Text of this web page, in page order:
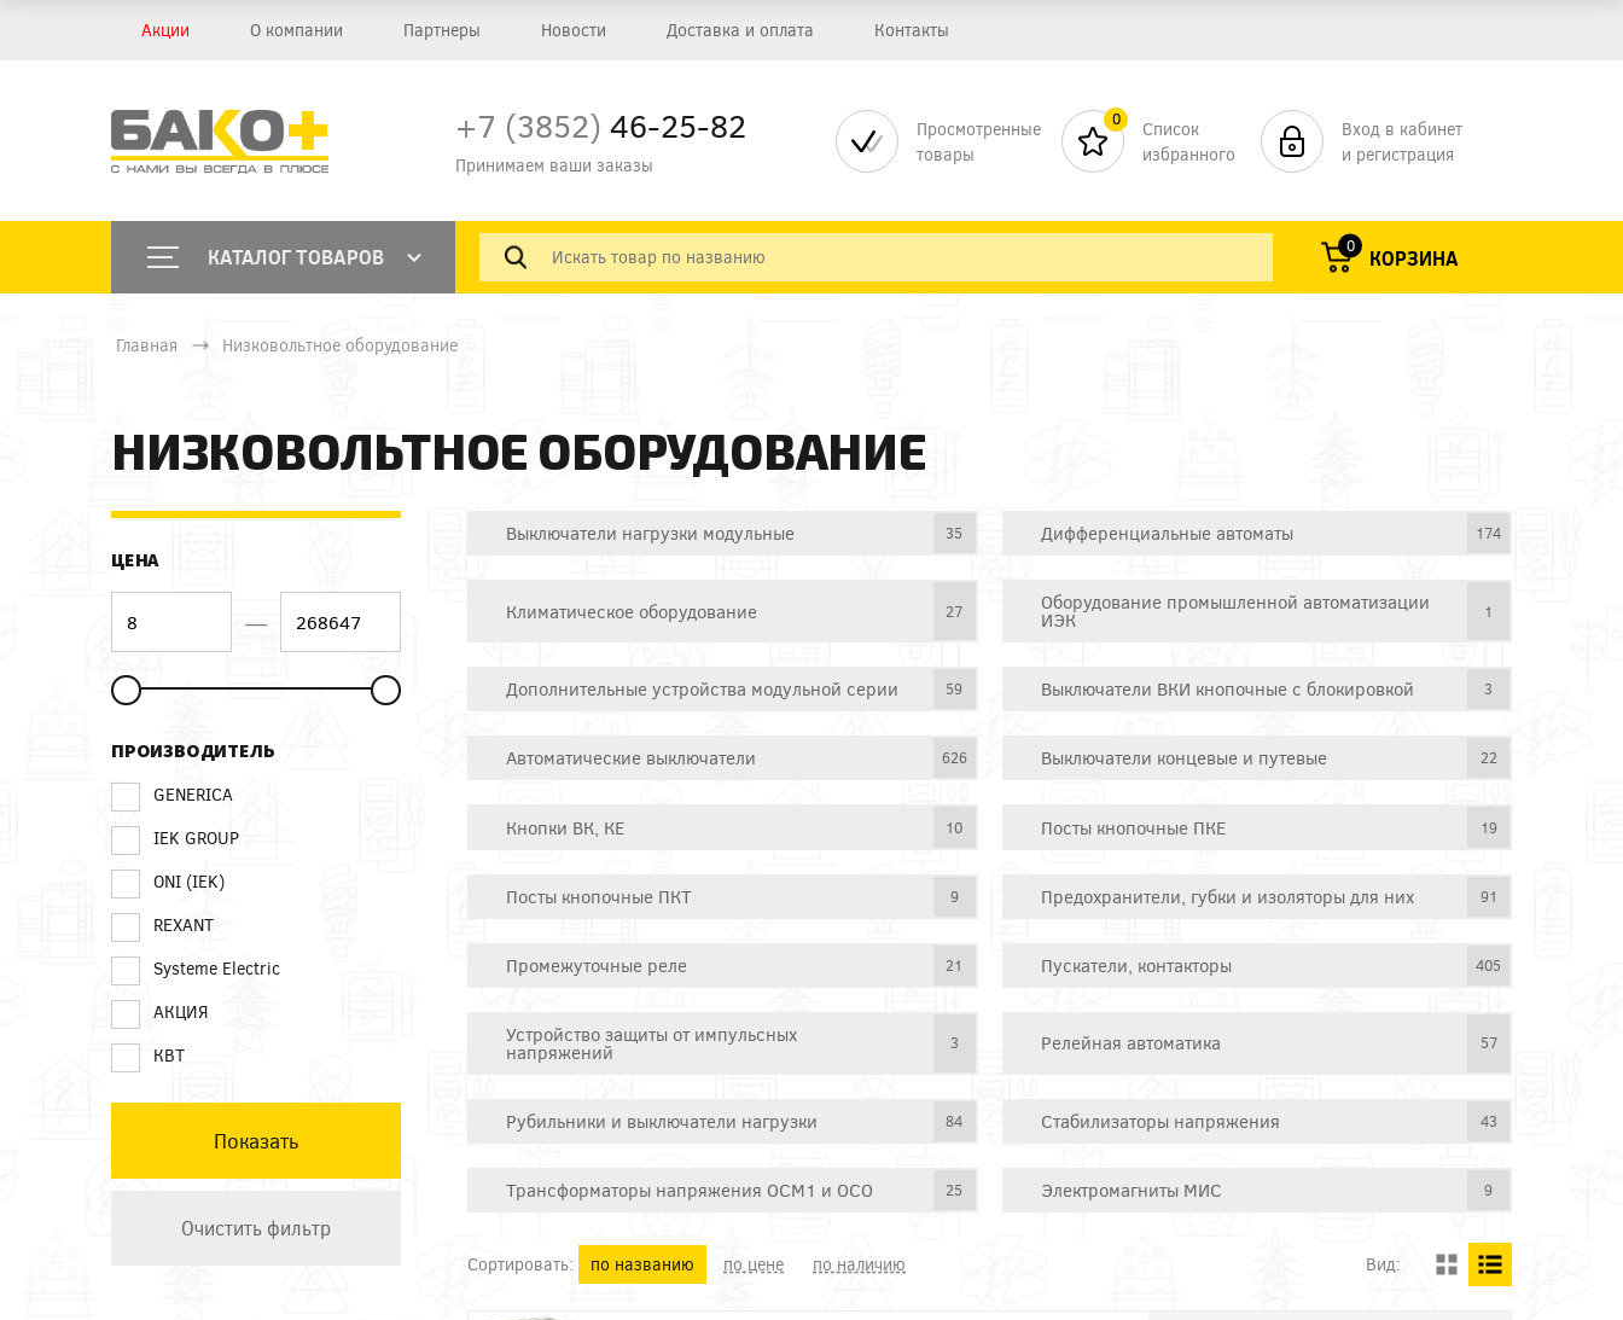
Акции О компании Партнеры Новости Доставка и оплата Контакты
+7 (3852) 46-25-82
Принимаем ваши заказы
Просмотренные
товары
0
Список
избранного
Вход в кабинет
и регистрация
КАТАЛОГ ТОВАРОВ 0 КОРЗИНА
Главная Низковольтное оборудование
НИЗКОВОЛЬТНОЕ ОБОРУДОВАНИЕ
ЦЕНА
—
ПРОИЗВОДИТЕЛЬ
GENERICA
IEK GROUP
ONI (IEK)
REXANT
Systeme Electric
АКЦИЯ
КВТ
КЭАЗ
Остальные ТМ
Техэнерго
Выключатели нагрузки модульные 35 Дифференциальные автоматы 174
Климатическое оборудование 27 Оборудование промышленной автоматизации
ИЭК 1
Дополнительные устройства модульной серии 59 Выключатели ВКИ кнопочные с блокировкой 3
Автоматические выключатели 626 Выключатели концевые и путевые 22
Кнопки ВК, КЕ 10 Посты кнопочные ПКЕ 19
Посты кнопочные ПКТ 9 Предохранители, губки и изоляторы для них 91
Промежуточные реле 21 Пускатели, контакторы 405
Устройство защиты от импульсных
напряжений 3 Релейная автоматика 57
Рубильники и выключатели нагрузки 84 Стабилизаторы напряжения 43
Трансформаторы напряжения ОСМ1 и ОСО 25 Электромагниты МИС 9
Сортировать: по названию по цене по наличию Вид: